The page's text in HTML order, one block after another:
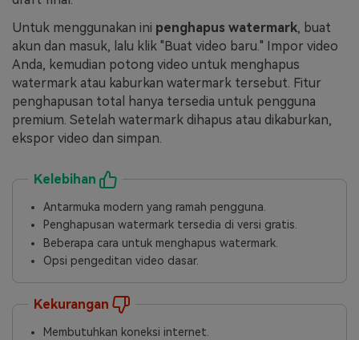
Untuk menggunakan ini penghapus watermark, buat
akun dan masuk, lalu klik "Buat video baru." Impor video
Anda, kemudian potong video untuk menghapus
watermark atau kaburkan watermark tersebut. Fitur
penghapusan total hanya tersedia untuk pengguna
premium. Setelah watermark dihapus atau dikaburkan,
ekspor video dan simpan.
Kelebihan
Antarmuka modern yang ramah pengguna.
Penghapusan watermark tersedia di versi gratis.
Beberapa cara untuk menghapus watermark.
Opsi pengeditan video dasar.
Kekurangan
Membutuhkan koneksi internet.